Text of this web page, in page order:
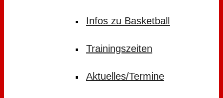
Infos zu Basketball
Trainingszeiten
Aktuelles/Termine